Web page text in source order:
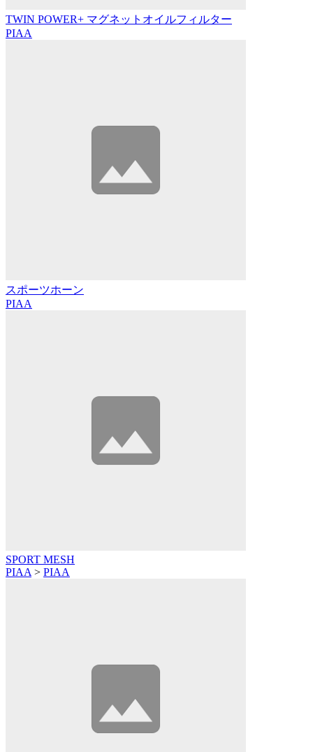
TWIN POWER+ マグネットオイルフィルター
PIAA
スポーツホーン
PIAA
SPORT MESH
PIAA > PIAA